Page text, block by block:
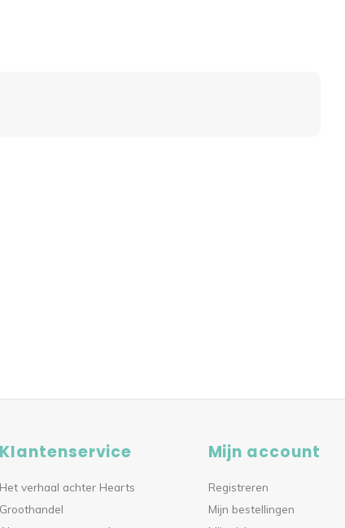
Klantenservice
Het verhaal achter Hearts
Groothandel
Mijn account
Registreren
Mijn bestellingen